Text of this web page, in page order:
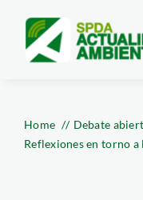
content
Home Debate
Reflexiones en torno